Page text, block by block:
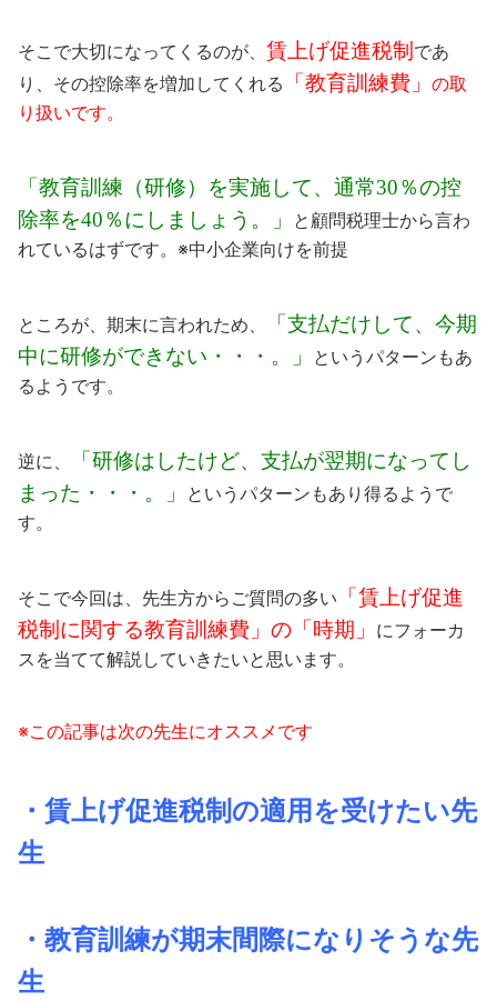
そこで大切になってくるのが、 賃上げ促進税制 であ
り、その控除率を増加してくれる
「教育訓練費」
の取
り扱いです。
「教育訓練（研修）を実施して、通常30％の控
除率を40％にしましょう。」
と顧問税理士から言わ
れているはずです。※中小企業向けを前提
ところが、期末に言われため、
「支払だけして、今期
中に研修ができない・・・。」
というパターンもあ
るようです。
逆に、
「研修はしたけど、支払が翌期になってし
まった・・・。」
というパターンもあり得るようで
す。
そこで今回は、先生方からご質問の多い
「賃上げ促進
税制に関する教育訓練費」の「時期」
にフォーカ
スを当てて解説していきたいと思います。
※この記事は次の先生にオススメです
・賃上げ促進税制の適用を受けたい先
生
・教育訓練が期末間際になりそうな先
生